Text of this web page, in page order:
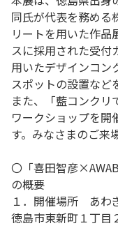
同氏が代表を務める
リートを用いた作品
スに採用された受付
用いたデザインコン
スポットの設置など
また、「藍コンクリ
ワークショップを開
す。みなさまのご来
〇「喜田智彦
の概要
１．開催場所 あわ
徳島市東新町１丁目